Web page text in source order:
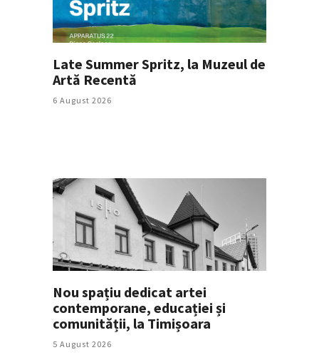
Late Summer Spritz, la Muzeul de
Artă Recentă
6 August 2026
Nou spațiu dedicat artei
contemporane, educației și
comunității, la Timișoara
5 August 2026